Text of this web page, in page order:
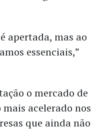
apertada, mas ao
essenciais,”
o mercado de
acelerado nos
que ainda não